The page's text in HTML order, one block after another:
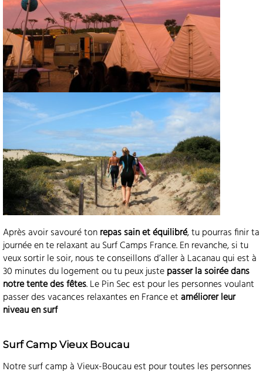
Après avoir savouré tonrepas sain et équilibré, tu pourras finir ta
journée en te relaxant au Surf Camps France. En revanche, si tu
veux sortir le soir, nous te conseillons d’aller à Lacanau qui est à
30 minutes du logement ou tu peux justepasser la soirée dans
notre tente des fêtes. Le Pin Sec est pour les personnes voulant
passer des vacances relaxantes en France etaméliorer leur
niveau en surf
Surf Camp Vieux Boucau
Notre surf camp à Vieux-Boucau est pour toutes les personnes